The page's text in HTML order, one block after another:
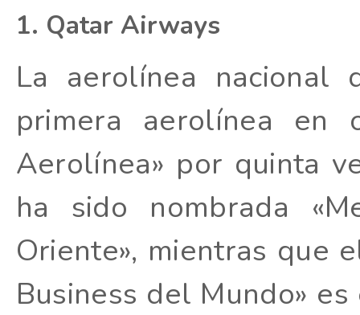
1. Qatar Airways
La aerolínea
primera aerolínea en
Aerolínea» por quinta
ha sido nombrada
Oriente», mientras que
Business del Mundo»